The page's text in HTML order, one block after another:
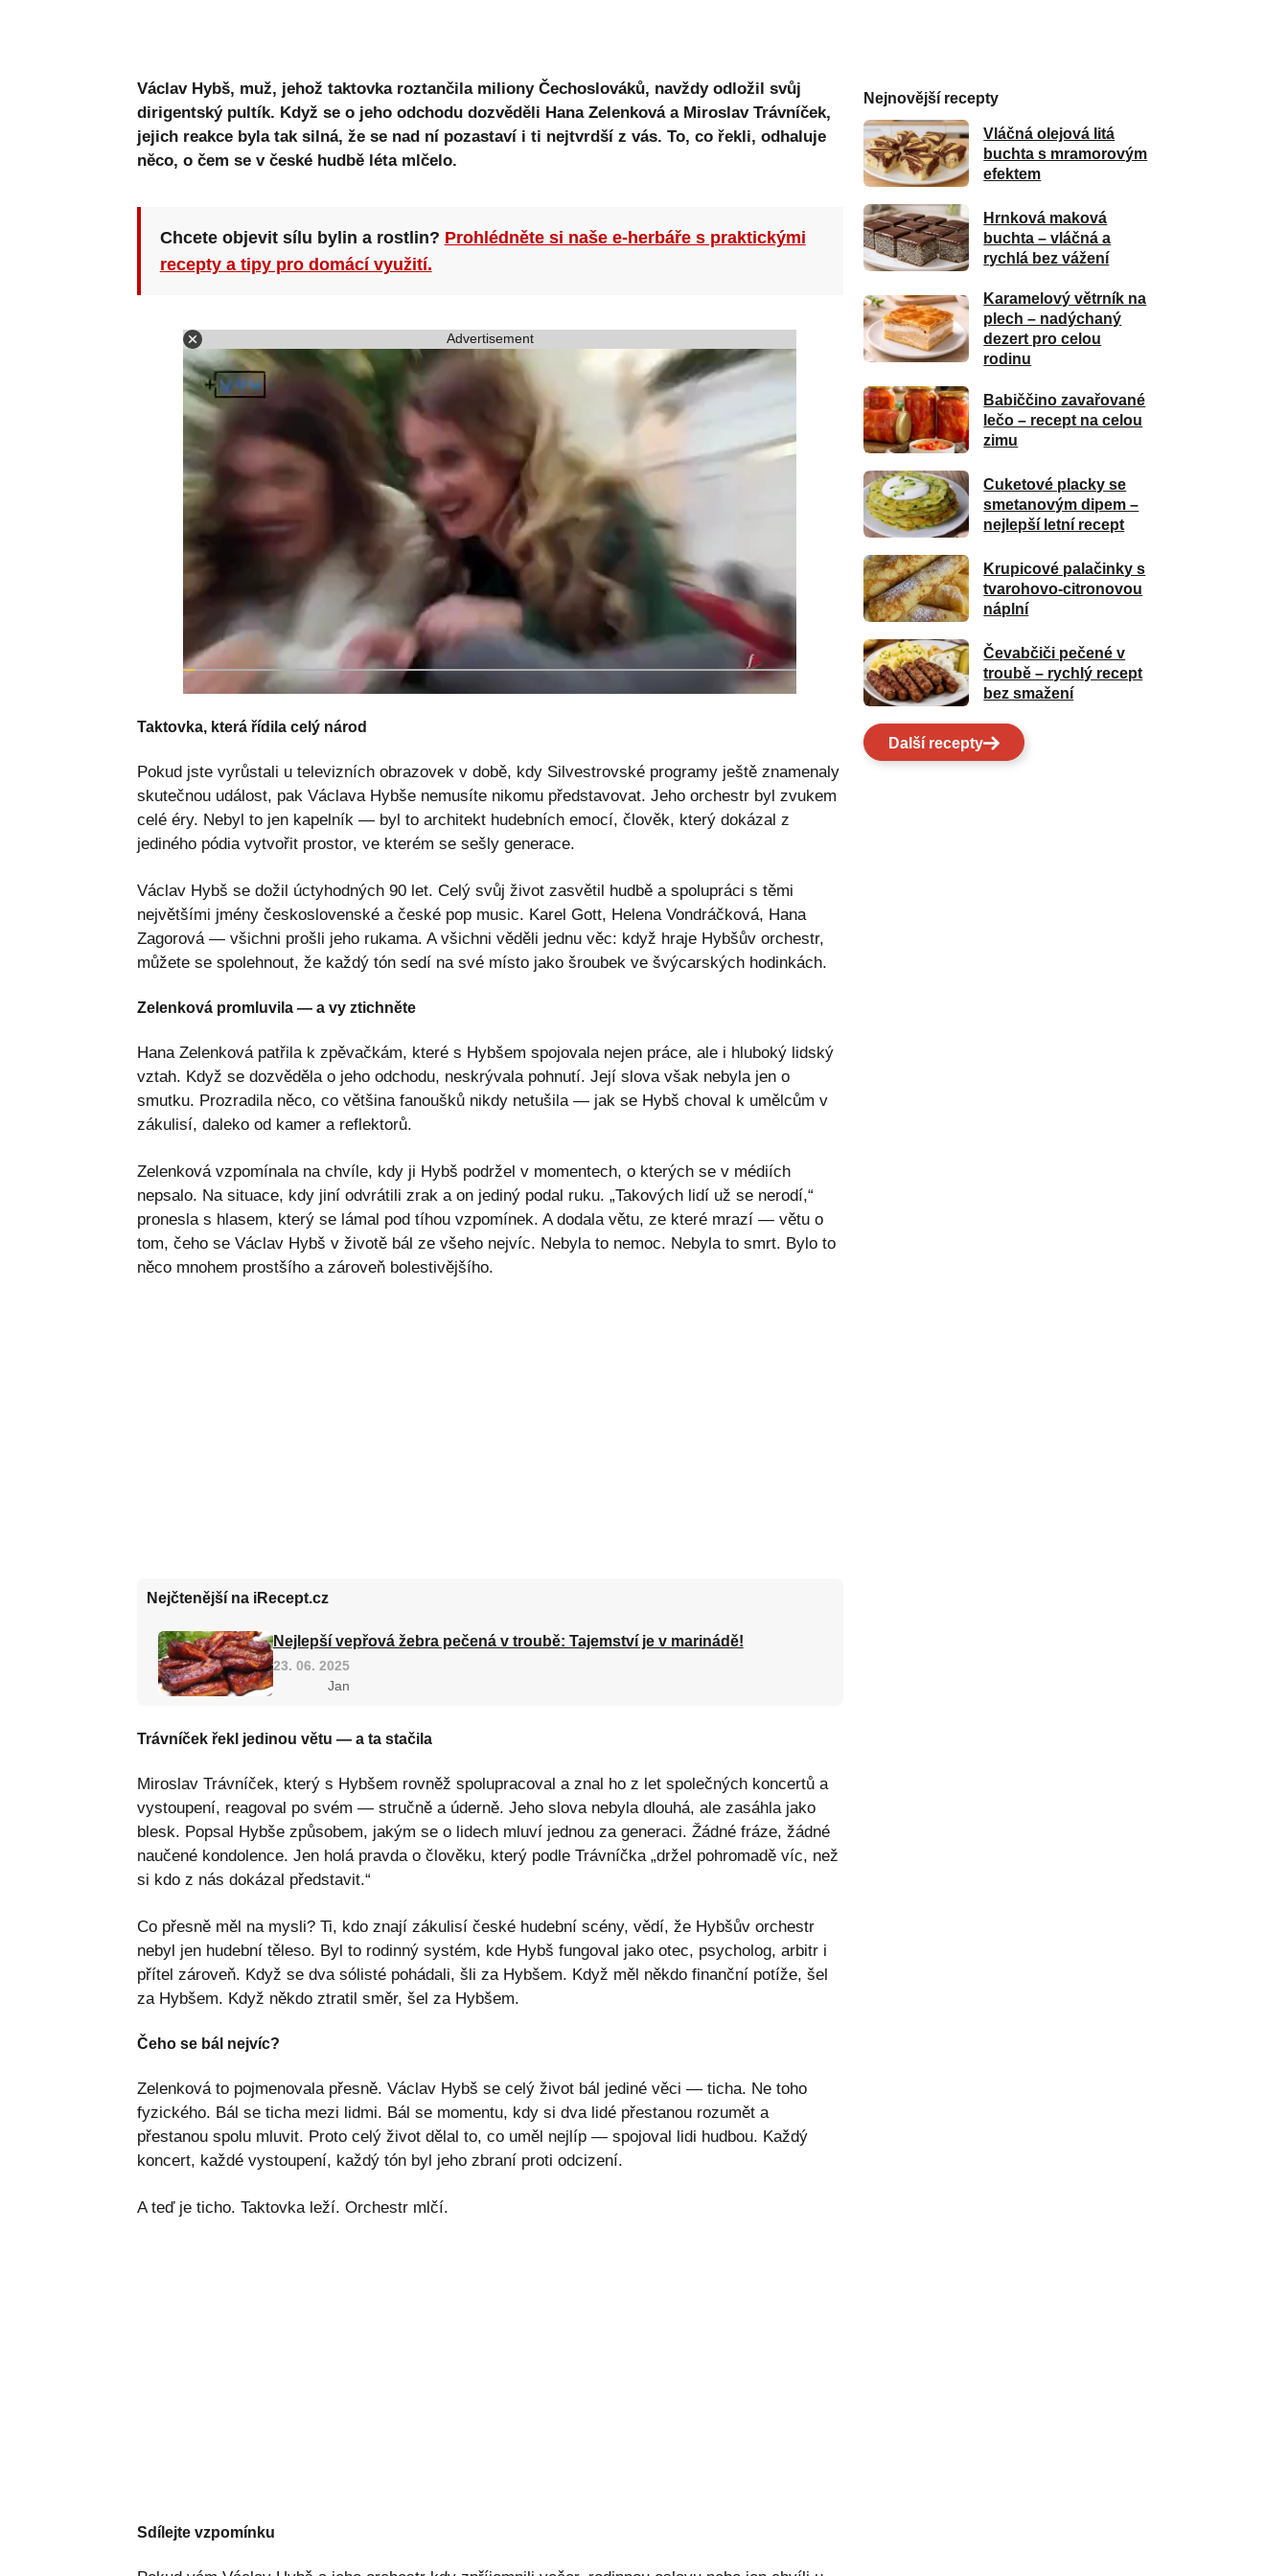
Václav Hybš, muž, jehož taktovka roztančila miliony Čechoslováků, navždy odložil svůj
dirigentský pultík. Když se o jeho odchodu dozvěděli Hana Zelenková a Miroslav Trávníček,
jejich reakce byla tak silná, že se nad ní pozastaví i ti nejtvrdší z vás. To, co řekli, odhaluje
něco, o čem se v české hudbě léta mlčelo.
Chcete objevit sílu bylin a rostlin? Prohlédněte si naše e-herbáře s praktickými
recepty a tipy pro domácí využití.
Advertisement
Taktovka, která řídila celý národ
Pokud jste vyrůstali u televizních obrazovek v době, kdy Silvestrovské programy ještě znamenaly
skutečnou událost, pak Václava Hybše nemusíte nikomu představovat. Jeho orchestr byl zvukem
celé éry. Nebyl to jen kapelník — byl to architekt hudebních emocí, člověk, který dokázal z
jediného pódia vytvořit prostor, ve kterém se sešly generace.
Václav Hybš se dožil úctyhodných 90 let. Celý svůj život zasvětil hudbě a spolupráci s těmi
největšími jmény československé a české pop music. Karel Gott, Helena Vondráčková, Hana
Zagorová — všichni prošli jeho rukama. A všichni věděli jednu věc: když hraje Hybšův orchestr,
můžete se spolehnout, že každý tón sedí na své místo jako šroubek ve švýcarských hodinkách.
Zelenková promluvila — a vy ztichněte
Hana Zelenková patřila k zpěvačkám, které s Hybšem spojovala nejen práce, ale i hluboký lidský
vztah. Když se dozvěděla o jeho odchodu, neskrývala pohnutí. Její slova však nebyla jen o
smutku. Prozradila něco, co většina fanoušků nikdy netušila — jak se Hybš choval k umělcům v
zákulisí, daleko od kamer a reflektorů.
Zelenková vzpomínala na chvíle, kdy ji Hybš podržel v momentech, o kterých se v médiích
nepsalo. Na situace, kdy jiní odvrátili zrak a on jediný podal ruku. „Takových lidí už se nerodí,“
pronesla s hlasem, který se lámal pod tíhou vzpomínek. A dodala větu, ze které mrazí — větu o
tom, čeho se Václav Hybš v životě bál ze všeho nejvíc. Nebyla to nemoc. Nebyla to smrt. Bylo to
něco mnohem prostšího a zároveň bolestivějšího.
Nejčtenější na iRecept.cz
Nejlepší vepřová žebra pečená v troubě: Tajemství je v marinádě!
23. 06. 2025
Jan
Trávníček řekl jedinou větu — a ta stačila
Miroslav Trávníček, který s Hybšem rovněž spolupracoval a znal ho z let společných koncertů a
vystoupení, reagoval po svém — stručně a úderně. Jeho slova nebyla dlouhá, ale zasáhla jako
blesk. Popsal Hybše způsobem, jakým se o lidech mluví jednou za generaci. Žádné fráze, žádné
naučené kondolence. Jen holá pravda o člověku, který podle Trávníčka „držel pohromadě víc, než
si kdo z nás dokázal představit.“
Co přesně měl na mysli? Ti, kdo znají zákulisí české hudební scény, vědí, že Hybšův orchestr
nebyl jen hudební těleso. Byl to rodinný systém, kde Hybš fungoval jako otec, psycholog, arbitr i
přítel zároveň. Když se dva sólisté pohádali, šli za Hybšem. Když měl někdo finanční potíže, šel
za Hybšem. Když někdo ztratil směr, šel za Hybšem.
Čeho se bál nejvíc?
Zelenková to pojmenovala přesně. Václav Hybš se celý život bál jediné věci — ticha. Ne toho
fyzického. Bál se ticha mezi lidmi. Bál se momentu, kdy si dva lidé přestanou rozumět a
přestanou spolu mluvit. Proto celý život dělal to, co uměl nejlíp — spojoval lidi hudbou. Každý
koncert, každé vystoupení, každý tón byl jeho zbraní proti odcizení.
A teď je ticho. Taktovka leží. Orchestr mlčí.
Sdílejte vzpomínku
Nejnovější recepty
Vláčná olejová litá
buchta s mramorovým
efektem
Hrnková maková
buchta – vláčná a
rychlá bez vážení
Karamelový větrník na
plech – nadýchaný
dezert pro celou
rodinu
Babiččino zavařované
lečo – recept na celou
zimu
Cuketové placky se
smetanovým dipem –
nejlepší letní recept
Krupicové palačinky s
tvarohovo-citronovou
náplní
Čevabčiči pečené v
troubě – rychlý recept
bez smažení
Další recepty